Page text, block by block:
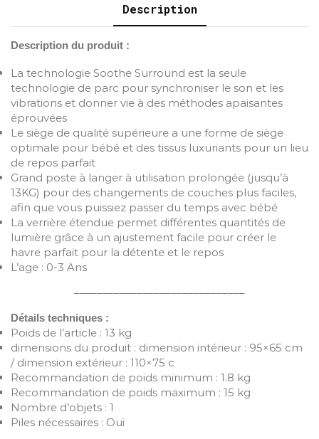
Description
Description du produit :
La technologie Soothe Surround est la seule
technologie de parc pour synchroniser le son et les
vibrations et donner vie à des méthodes apaisantes
éprouvées
Le siège de qualité supérieure a une forme de siège
optimale pour bébé et des tissus luxuriants pour un lieu
de repos parfait
Grand poste à langer à utilisation prolongée (jusqu’à
13KG) pour des changements de couches plus faciles,
afin que vous puissiez passer du temps avec bébé
La verrière étendue permet différentes quantités de
lumière grâce à un ajustement facile pour créer le
havre parfait pour la détente et le repos
L’age : 0-3 Ans
Détails techniques :
Poids de l’article : 13 kg
dimensions du produit : dimension intérieur : 95×65 cm
/ dimension extérieur : 110×75 c
Recommandation de poids minimum : 1.8 kg
Recommandation de poids maximum : 15 kg
Nombre d’objets : 1
Piles nécessaires : Oui